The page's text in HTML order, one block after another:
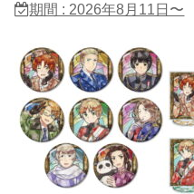
期間 : 2026年8月11日〜